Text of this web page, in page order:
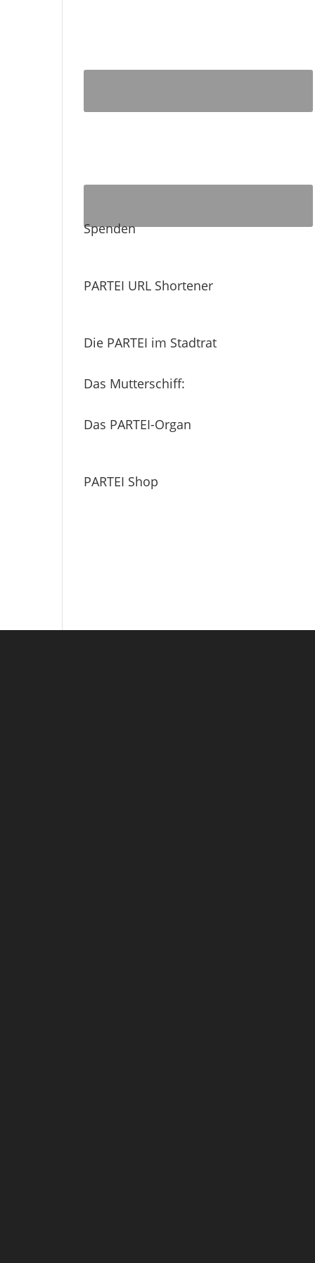
Spenden
PARTEI URL Shortener
Die PARTEI im Stadtrat
Das Mutterschiff:
Das PARTEI-Organ
PARTEI Shop